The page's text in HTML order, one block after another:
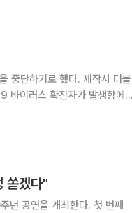
로 했다. 제작사 더블
바이러스 확진자가 발생함에
쏟겠다"
년 공연을 개최한다. 첫 번째